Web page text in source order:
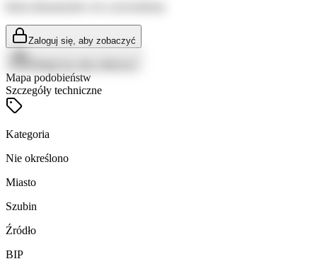
Zaloguj się, aby zobaczyć
Mapa podobieństw
Szczegóły techniczne
Kategoria
Nie określono
Miasto
Szubin
Źródło
BIP